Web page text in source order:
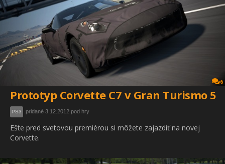
6
Prototyp Corvette C7 v Gran Turismo 5
PS3 pridané 3.12.2012 pod hry
Ešte pred svetovou premiérou si môžete zajazdiť na novej
Corvette.